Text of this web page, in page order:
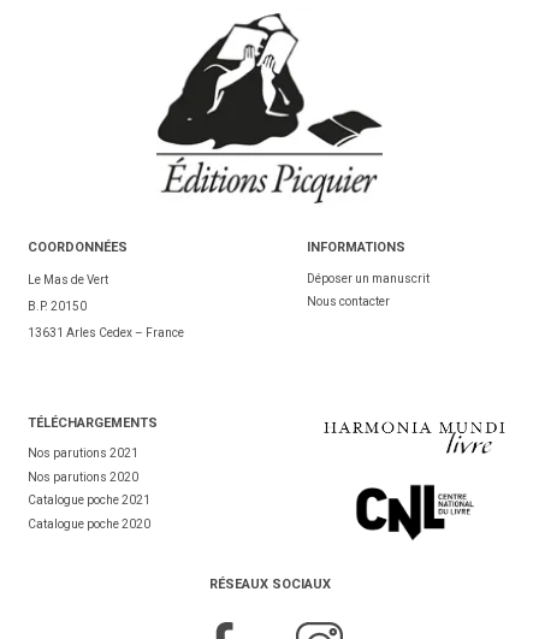
COORDONNÉES
Le Mas de Vert
B.P. 20150
13631 Arles Cedex – France
INFORMATIONS
Déposer un manuscrit
Nous contacter
TÉLÉCHARGEMENTS
Nos parutions 2021
Nos parutions 2020
Catalogue poche 2021
Catalogue poche 2020
RÉSEAUX SOCIAUX